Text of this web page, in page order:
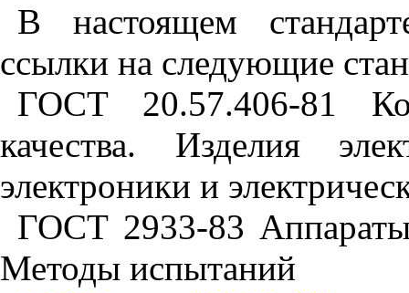
В
настоящем
ссылки на следующие
ГОСТ 20.57.406-81
качества. Изделия
электроники и
ГОСТ 2933-83
Методы испытаний